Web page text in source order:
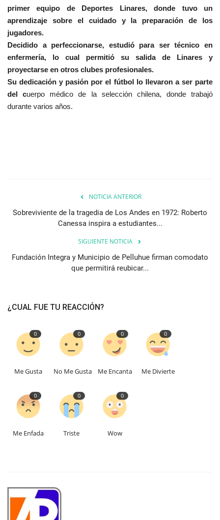
primer equipo de Deportes Linares, donde tuvo un
aprendizaje sobre el cuidado y la preparación de los
jugadores.
Decidido a perfeccionarse, estudió para ser técnico en
enfermería, lo cual permitió su salida de Linares y
proyectarse en otros clubes profesionales.
Su dedicación y pasión por el fútbol lo llevaron a ser parte
del cuerpo médico de la selección chilena, donde trabajó
durante varios años.
NOTICIA ANTERIOR
Sobreviviente de la tragedia de Los Andes en 1972: Roberto
Canessa inspira a estudiantes...
SIGUIENTE NOTICIA
Fundación Integra y Municipio de Pelluhue firman comodato
que permitirá reubicar...
¿CUAL FUE TU REACCIÓN?
0
Me Gusta
0
No Me Gusta
0
Me Encanta
0
Me Divierte
0
Me Enfada
0
Triste
0
Wow